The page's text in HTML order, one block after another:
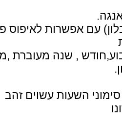
עם אפשרות לאיפוס פטנט
, שנה מעוברת ,מצב
השעות עשוים זהב